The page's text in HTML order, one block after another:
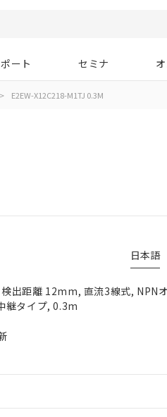
ート セミナ
> E2EW-X12C218-M1TJ 0.3M
日本語
出距離 12mm, 直流3線式, NPN
継タイプ, 0.3m